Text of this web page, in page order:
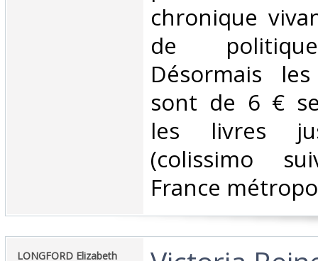
chronique
de
Désormais
sont de 6 €
les livres
(colissimo
France
‎LONGFORD Elizabeth‎